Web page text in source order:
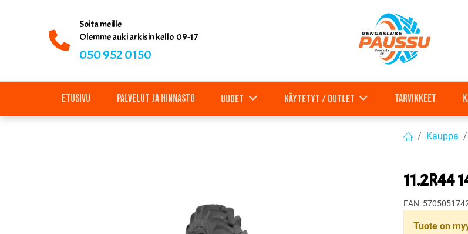
Soita meille
Olemme auki arkisin kello 09-17
050 952 0150
Etusivu Palvelut ja hinnasto Uudet Käytetyt / outlet Tarvikkeet
Kauppa
11.2R44
EAN:
Tuote on